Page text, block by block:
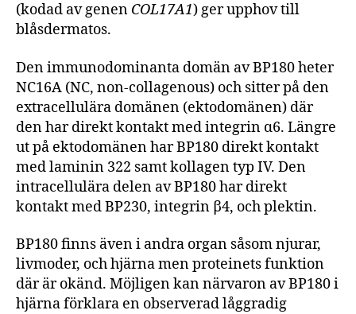
(kodad av genen COL17A1) ger upphov till
blåsdermatos.
Den immunodominanta domän av BP180 heter
NC16A (NC, non-collagenous) och sitter på den
extracellulära domänen (ektodomänen) där
den har direkt kontakt med integrin ɑ6. Längre
ut på ektodomänen har BP180 direkt kontakt
med laminin 322 samt kollagen typ IV. Den
intracellulära delen av BP180 har direkt
kontakt med BP230, integrin β4, och plektin.
BP180 finns även i andra organ såsom njurar,
livmoder, och hjärna men proteinets funktion
där är okänd. Möjligen kan närvaron av BP180 i
hjärna förklara en observerad låggradig